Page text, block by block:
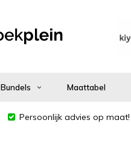
Bundels Maattabel
Persoonlijk advies op maat!